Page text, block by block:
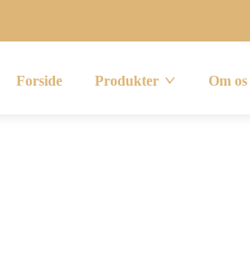
Forside Produkter Om os